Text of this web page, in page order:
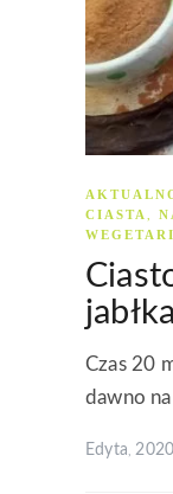
CIASTA
Czas 20
dawno
Edyta